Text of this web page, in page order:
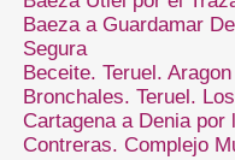
Baeza a Guardamar
Segura
Beceite. Teruel. Aragon
Bronchales. Teruel.
Cartagena a Denia por
Contreras. Complejo